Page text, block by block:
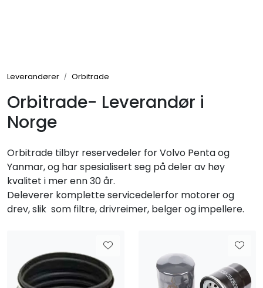
Leverandører Orbitrade
Orbitrade- Leverandør i
Norge
Orbitrade tilbyr reservedeler for Volvo Penta og
Yanmar, og har spesialisert seg på deler av høy
kvalitet i mer enn 30 år.
Deleverer komplette servicedelerfor motorer og
drev, slik som filtre, drivreimer, belger og impellere.
Bygg/Innredning
Komfort
VVS
Fortøyning